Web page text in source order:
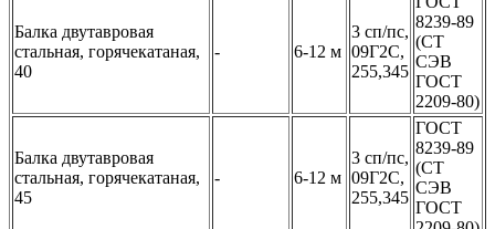
Балка двутавровая
стальная, горячекатаная,
40
- 6-12 м
3 сп/пс,
09Г2С,
255,345
8239-89
(СТ
СЭВ
ГОСТ
2209-80)
Балка двутавровая
стальная, горячекатаная,
45
- 6-12 м
3 сп/пс,
09Г2С,
255,345
ГОСТ
8239-89
(СТ
СЭВ
ГОСТ